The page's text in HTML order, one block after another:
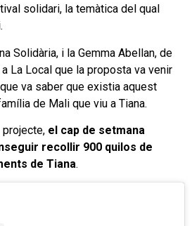
solidari, la temàtica del qual
Solidària, i la Gemma Abellan, de
La Local que la proposta va venir
va saber que existia aquest
de Mali que viu a Tiana.
el cap de setmana
recollir 900 quilos de
de Tiana.